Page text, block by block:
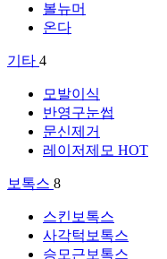
볼뉴머
온다
기타 4
모발이식
반영구눈썹
문신제거
레이저제모 HOT
보톡스 8
스킨보톡스
사각턱보톡스
승모근보톡스